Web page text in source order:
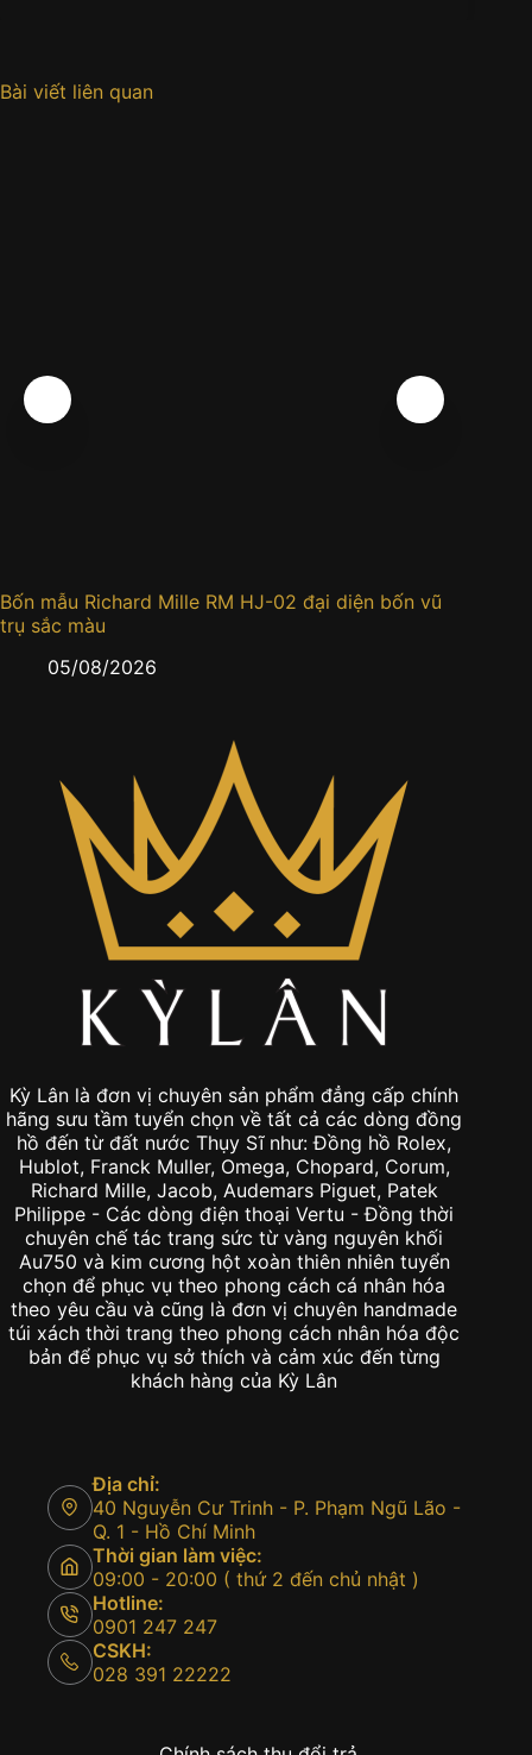
Bài viết liên quan
Bốn mẫu Richard Mille RM HJ-02 đại diện bốn vũ
trụ sắc màu
05/08/2026
Kỳ Lân là đơn vị chuyên sản phẩm đẳng cấp chính
hãng sưu tầm tuyển chọn về tất cả các dòng đồng
hồ đến từ đất nước Thụy Sĩ như: Đồng hồ Rolex,
Hublot, Franck Muller, Omega, Chopard, Corum,
Richard Mille, Jacob, Audemars Piguet, Patek
Philippe - Các dòng điện thoại Vertu - Đồng thời
chuyên chế tác trang sức từ vàng nguyên khối
Au750 và kim cương hột xoàn thiên nhiên tuyển
chọn để phục vụ theo phong cách cá nhân hóa
theo yêu cầu và cũng là đơn vị chuyên handmade
túi xách thời trang theo phong cách nhân hóa độc
bản để phục vụ sở thích và cảm xúc đến từng
khách hàng của Kỳ Lân
Địa chỉ:
40 Nguyễn Cư Trinh - P. Phạm Ngũ Lão -
Q. 1 - Hồ Chí Minh
Thời gian làm việc:
09:00 - 20:00 ( thứ 2 đến chủ nhật )
Hotline:
0901 247 247
CSKH:
028 391 22222